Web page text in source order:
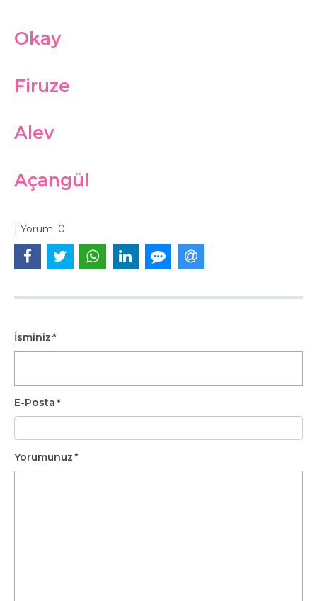
Okay
Firuze
Alev
Açangül
| Yorum: 0
İsminiz*
E-Posta*
Yorumunuz*